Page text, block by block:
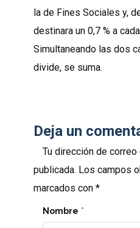
la de Fines Sociales y,
destinara un 0,7 % a
Simultaneando las dos
divide, se suma.
Deja un
Tu dirección de
publicada. Los campos
marcados con *
Nombre *